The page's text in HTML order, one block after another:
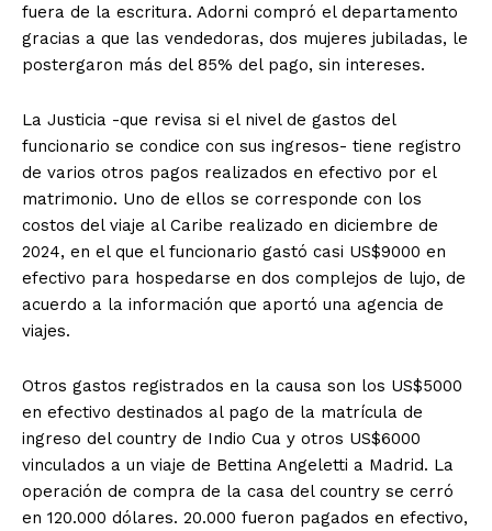
fuera de la escritura. Adorni compró el departamento
gracias a que las vendedoras, dos mujeres jubiladas, le
postergaron más del 85% del pago, sin intereses.
La Justicia -que revisa si el nivel de gastos del
funcionario se condice con sus ingresos- tiene registro
de varios otros pagos realizados en efectivo por el
matrimonio. Uno de ellos se corresponde con los
costos del viaje al Caribe realizado en diciembre de
2024, en el que el funcionario gastó casi US$9000 en
efectivo para hospedarse en dos complejos de lujo, de
acuerdo a la información que aportó una agencia de
viajes.
Otros gastos registrados en la causa son los US$5000
en efectivo destinados al pago de la matrícula de
ingreso del country de Indio Cua y otros US$6000
vinculados a un viaje de Bettina Angeletti a Madrid. La
operación de compra de la casa del country se cerró
en 120.000 dólares. 20.000 fueron pagados en efectivo,